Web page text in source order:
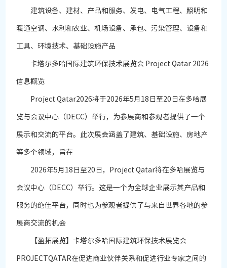
建筑设备、建材、产品和服务、发电、电气工程、照明和
暖通空调、水利和农业、机场设备、承包、污染管理、设备和
工具、环境技术、基础设施产品
卡塔尔多哈国际建筑环保技术展览会 Project Qatar 2026
信息概览
Project Qatar2026将于2026年5月18日至20日在多哈展
览与会议中心（DECC）举行，为参展商和参观者提供了一个
展示和交流的平台。此次展会涵盖了建筑、基础设施、房地产
等多个领域，旨在
2026年5月18日至20日，Project Qatar将在多哈展览与
会议中心（DECC）举行。这是一个为全球企业展示其产品和
服务的绝佳平台，同时也为参观者提供了与来自世界各地的参
展商交流的机会
【盈拓展览】卡塔尔多哈国际建筑环保技术展览会
PROJECTQATAR在促进商业伙伴关系和促进行业专家之间的